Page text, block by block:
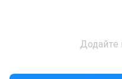
Додайте